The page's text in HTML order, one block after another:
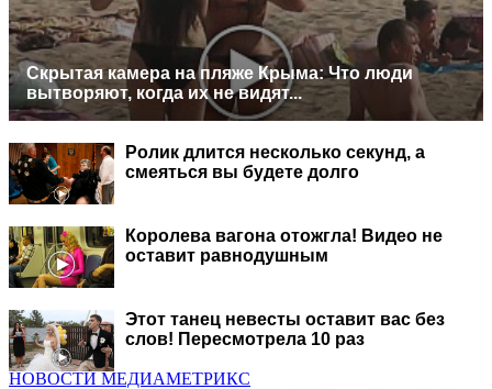
Скрытая камера на пляже Крыма: Что люди
вытворяют, когда их не видят...
Ролик длится несколько секунд, а
смеяться вы будете долго
Королева вагона отожгла! Видео не
оставит равнодушным
Этот танец невесты оставит вас без
слов! Пересмотрела 10 раз
НОВОСТИ МЕДИАМЕТРИКС